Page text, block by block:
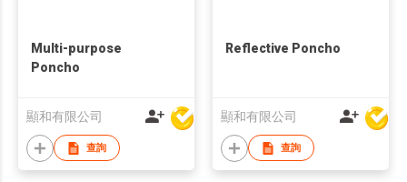
Multi-purpose
Poncho
顯和有限公司
查詢
Reflective Poncho
顯和有限公司
查詢